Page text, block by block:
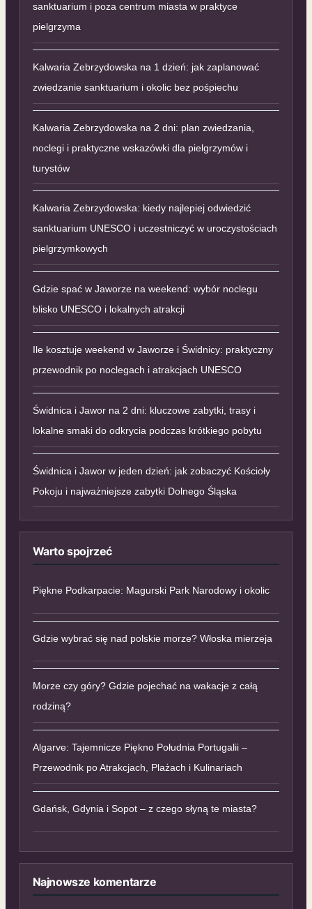
sanktuarium i poza centrum miasta w praktyce
pielgrzyma
Kalwaria Zebrzydowska na 1 dzień: jak zaplanować
zwiedzanie sanktuarium i okolic bez pośpiechu
Kalwaria Zebrzydowska na 2 dni: plan zwiedzania,
noclegi i praktyczne wskazówki dla pielgrzymów i
turystów
Kalwaria Zebrzydowska: kiedy najlepiej odwiedzić
sanktuarium UNESCO i uczestniczyć w uroczystościach
pielgrzymkowych
Gdzie spać w Jaworze na weekend: wybór noclegu
blisko UNESCO i lokalnych atrakcji
Ile kosztuje weekend w Jaworze i Świdnicy: praktyczny
przewodnik po noclegach i atrakcjach UNESCO
Świdnica i Jawor na 2 dni: kluczowe zabytki, trasy i
lokalne smaki do odkrycia podczas krótkiego pobytu
Świdnica i Jawor w jeden dzień: jak zobaczyć Kościoły
Pokoju i najważniejsze zabytki Dolnego Śląska
Warto spojrzeć
Piękne Podkarpacie: Magurski Park Narodowy i okolic
Gdzie wybrać się nad polskie morze? Włoska mierzeja
Morze czy góry? Gdzie pojechać na wakacje z całą
rodziną?
Algarve: Tajemnicze Piękno Południa Portugalii –
Przewodnik po Atrakcjach, Plażach i Kulinariach
Gdańsk, Gdynia i Sopot – z czego słyną te miasta?
Najnowsze komentarze